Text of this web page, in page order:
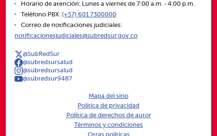
Horario de atención: Lunes a viernes de 7:00 a.m. ‑ 4:00 p.m.
Teléfono PBX: (+57) 601 7300000
Correo de notificaciones judiciales:
notificacionesjudiciales@subredsur.gov.co
@SubRedSur
@subredsursalud
@subredsursalud
@subredsur9487
Mapa del sitio
Política de privacidad
Política de derechos de autor
Términos y condiciones
Otras políticas